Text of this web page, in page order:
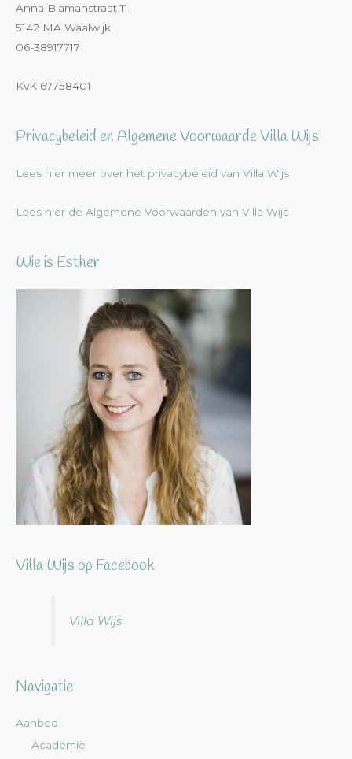
Anna Blamanstraat 11
5142 MA Waalwijk
06-38917717
KvK 67758401
Privacybeleid en Algemene Voorwaarde Villa Wijs
Lees hier meer over het privacybeleid van Villa Wijs
Lees hier de Algemene Voorwaarden van Villa Wijs
Wie is Esther
Villa Wijs op Facebook
Villa Wijs
Navigatie
Aanbod
Academie